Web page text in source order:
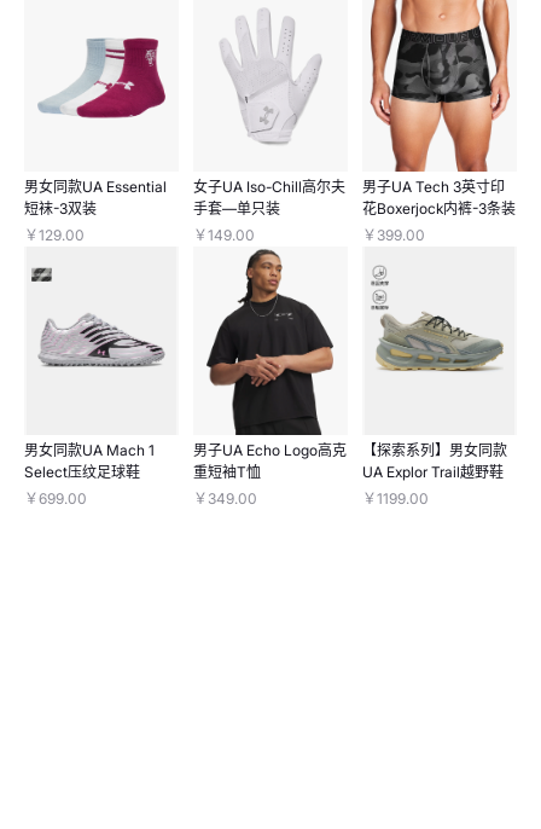
男女同款UA Essential
短袜-3双装
￥129.00
女子UA Iso-Chill高尔夫
手套—单只装
￥149.00
男子UA Tech 3英寸印
花Boxerjock内裤-3条装
￥399.00
男女同款UA Mach 1
Select压纹足球鞋
￥699.00
男子UA Echo Logo高克
重短袖T恤
￥349.00
【探索系列】男女同款
UA Explor Trail越野鞋
￥1199.00